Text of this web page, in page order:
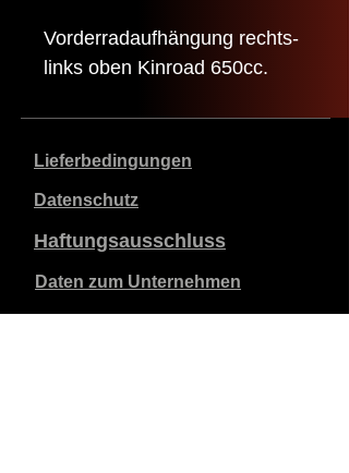
Vorderradaufhängung rechts-
links oben Kinroad 650cc.
Lieferbedingungen
Datenschutz
Haftungsausschluss
Daten zum Unternehmen